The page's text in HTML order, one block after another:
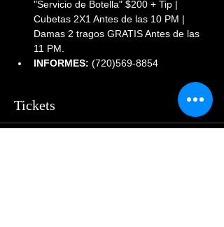
"Servicio de Botella" $200 + Tip |
Cubetas 2X1 Antes de las 10 PM |
Damas 2 tragos GRATIS Antes de las
11 PM.
INFORMES: (720)569-8854
Tickets